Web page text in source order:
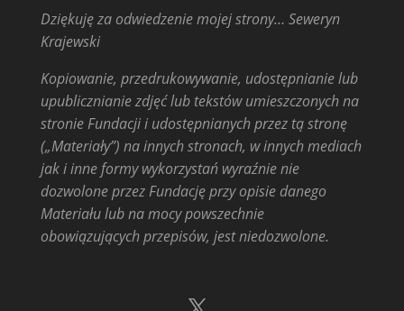
Dziękuję za odwiedzenie mojej strony… Seweryn
Krajewski
Kopiowanie, przedrukowywanie, udostępnianie lub
upublicznianie zdjęć lub tekstów umieszczonych na
stronie Fundacji i udostępnianych przez tą stronę
(„Materiały”) na innych stronach, w innych mediach
jak i inne formy wykorzystań wyraźnie nie
dozwolone przez Fundację przy opisie danego
Materiału lub na mocy powszechnie
obowiązujących przepisów, jest niedozwolone.